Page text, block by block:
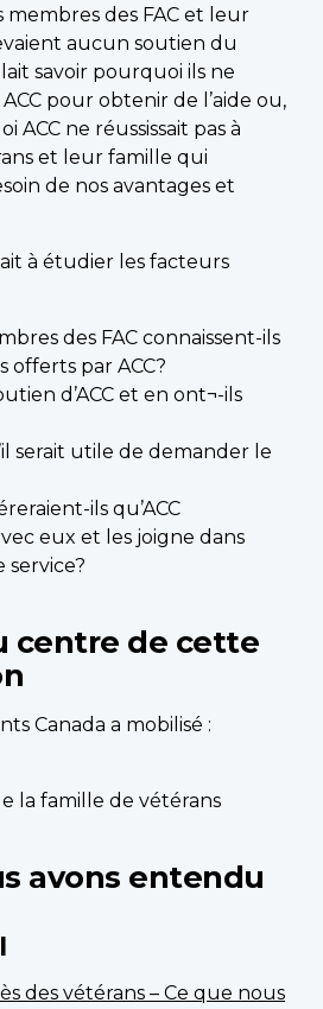
membres des FAC et leur
aucun soutien du
savoir pourquoi ils ne
ACC pour obtenir de l’aide ou,
ACC ne réussissait pas à
et leur famille qui
de nos avantages et
à étudier les facteurs
des FAC connaissent-ils
offerts par ACC?
d’ACC et en ont¬-ils
serait utile de demander le
ils qu’ACC
eux et les joigne dans
service?
centre de cette
Canada a mobilisé :
la famille de vétérans
avons entendu
des vétérans – Ce que nous